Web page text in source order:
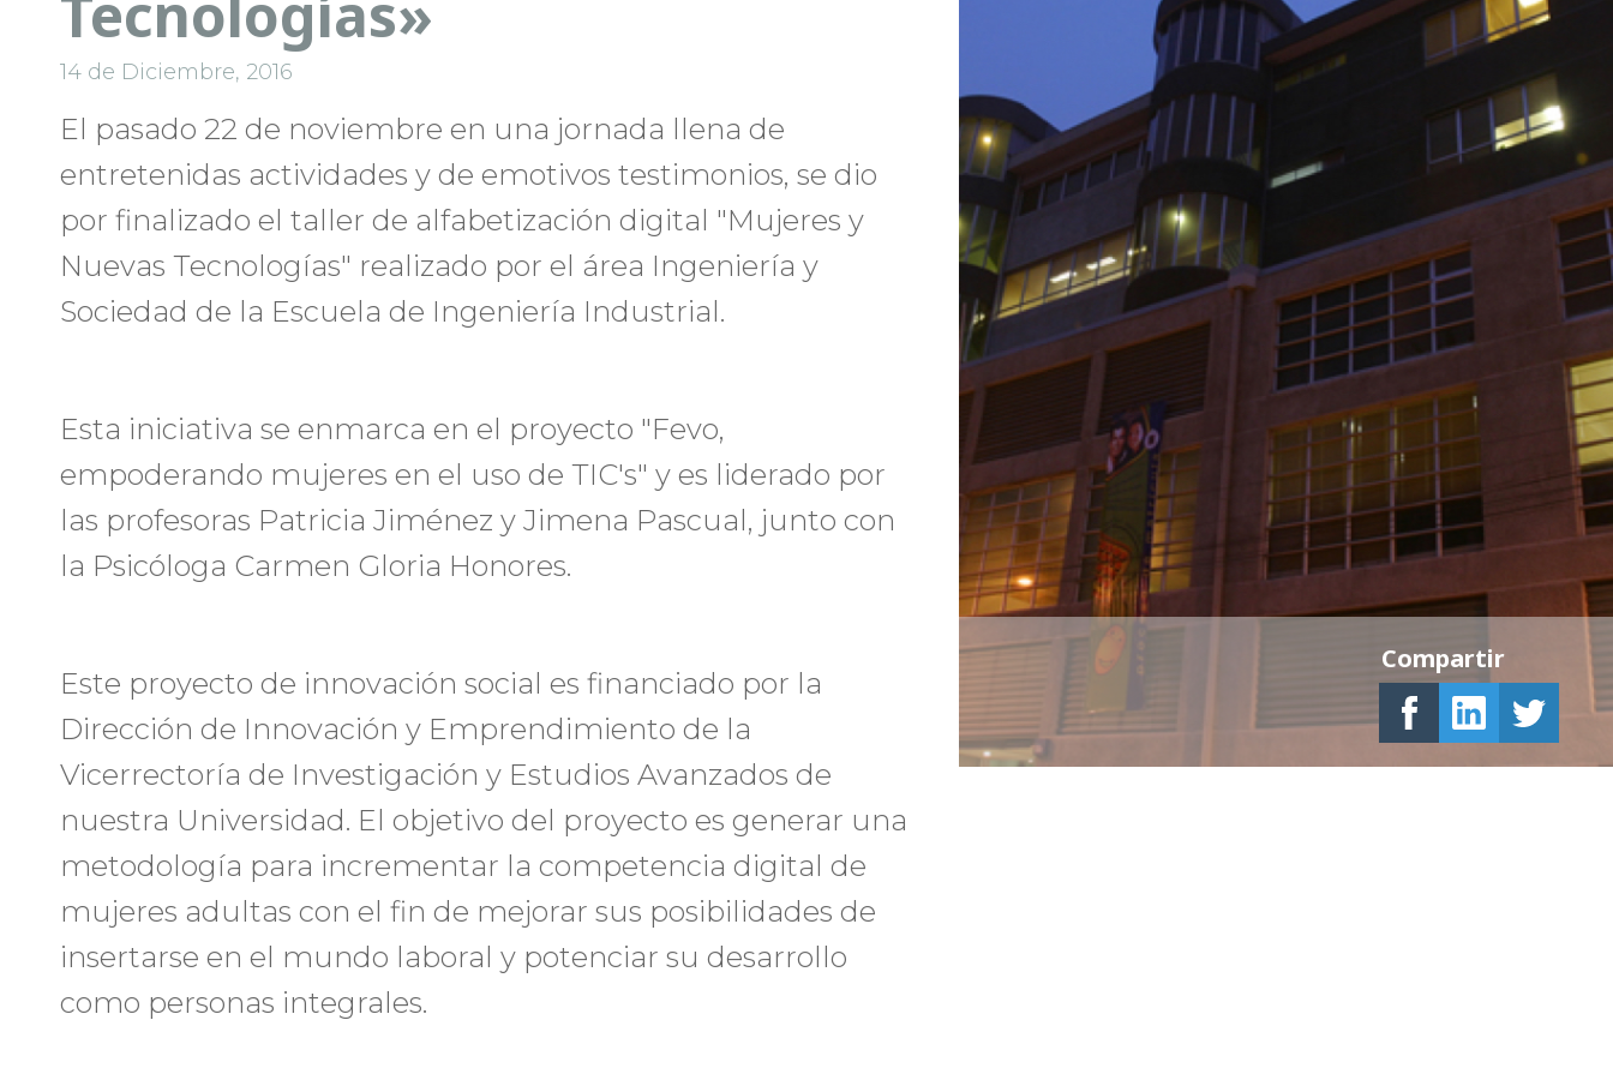
14 de Diciembre, 2016
El pasado 22 de noviembre en una jornada llena de
entretenidas actividades y de emotivos testimonios, se dio
por finalizado el taller de alfabetización digital "Mujeres y
Nuevas Tecnologías" realizado por el área Ingeniería y
Sociedad de la Escuela de Ingeniería Industrial.
Esta iniciativa se enmarca en el proyecto "Fevo,
empoderando mujeres en el uso de TIC's" y es liderado por
las profesoras Patricia Jiménez y Jimena Pascual, junto con
la Psicóloga Carmen Gloria Honores.
Este proyecto de innovación social es financiado por la
Dirección de Innovación y Emprendimiento de la
Vicerrectoría de Investigación y Estudios Avanzados de
nuestra Universidad. El objetivo del proyecto es generar una
metodología para incrementar la competencia digital de
mujeres adultas con el fin de mejorar sus posibilidades de
insertarse en el mundo laboral y potenciar su desarrollo
como personas integrales.
Compartir